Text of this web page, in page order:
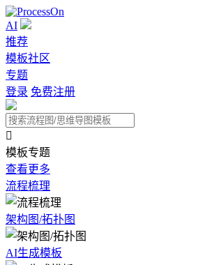
AI
推荐
模板社区
专题
登录 免费注册

模板专题
查看更多
流程梳理
架构图/拓扑图
AI生成模板